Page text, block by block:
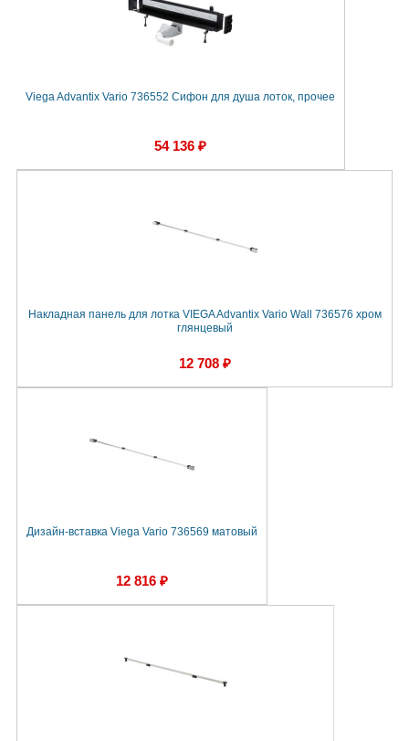
Viega Advantix Vario 736552 Сифон для душа лоток, прочее
54 136 ₽
Накладная панель для лотка VIEGA Advantix Vario Wall 736576 хром
глянцевый
12 708 ₽
Дизайн-вставка Viega Vario 736569 матовый
12 816 ₽